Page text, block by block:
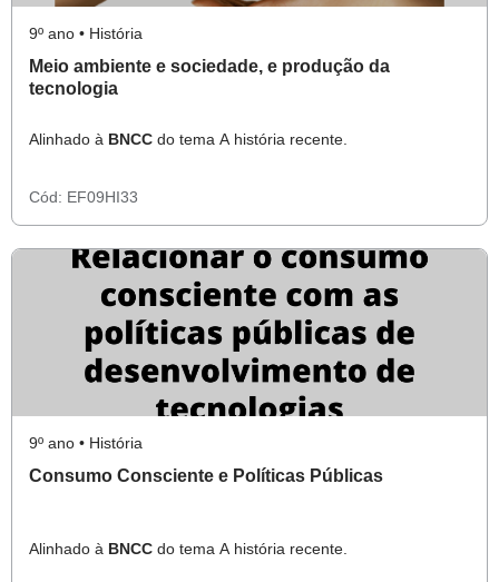
9º ano • História
Meio ambiente e sociedade, e produção da
tecnologia
Alinhado à BNCC do tema A história recente.
Cód: EF09HI33
9º ano • História
Consumo Consciente e Políticas Públicas
Alinhado à BNCC do tema A história recente.